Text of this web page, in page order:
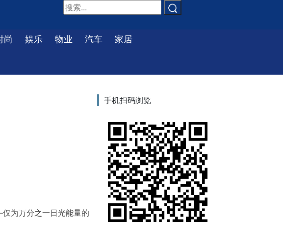
尚 娱乐 物业 汽车 家居
为万分之一日光能量的
手机扫码浏览